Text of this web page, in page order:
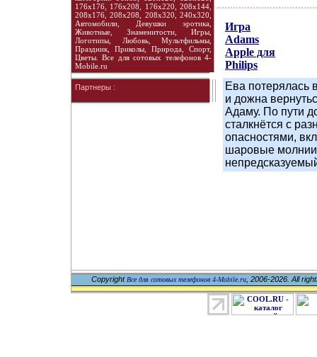
176х176, 176х208, 176х220, 208х144,
208х176, 208х208, 208х320, 240х320,
Автомобили, Девушки эротика,
Животные, Знаменитости, Игры,
Логотипы, Любовь, Мультфильмы,
Праздник, Приколы, Природа, Спорт,
Цветы. Все для сотовых телефонов 4-
Mobile.ru
Партнеры :
Игра
Adams
Apple для
Philips
Ева потерялась
и дожна
Адаму. По пути
сталкнётся с
опасностями,
шаровые
Copyright Все для сотовых телефонов 4-Mobile.ru, 2006-2026. All